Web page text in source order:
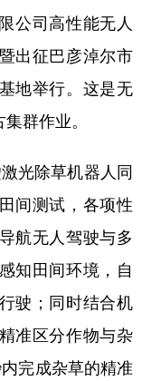
体育
军事
数字经济
溯源中国
悦读
上市公司
司高性能无人
出征巴彦淖尔市
地举行。这是无
群作业。
光除草机器人同
间测试，各项性
航无人驾驶与多
知田间环境，自
驶；同时结合机
准区分作物与杂
完成杂草的精准